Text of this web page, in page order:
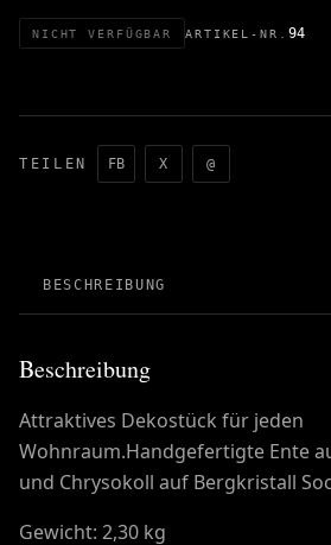
NICHT VERFÜGBAR ARTIKEL-NR. 94
TEILEN FB X @
BESCHREIBUNG
Beschreibung
Attraktives Dekostück für jeden
Wohnraum.Handgefertigte Ente
und Chrysokoll auf Bergkristall
Gewicht: 2,30 kg